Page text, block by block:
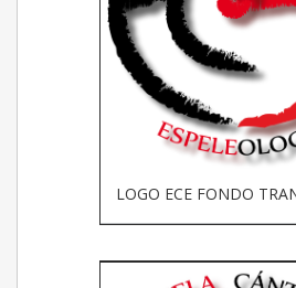
LOGO ECE FONDO